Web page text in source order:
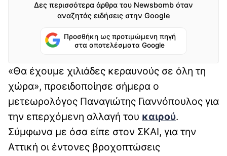
Δες περισσότερα άρθρα του Newsbomb όταν
αναζητάς ειδήσεις στην Google
Προσθήκη ως προτιμώμενη πηγή
στα αποτελέσματα Google
«Θα έχουμε χιλιάδες κεραυνούς σε όλη τη
χώρα», προειδοποίησε σήμερα ο
μετεωρολόγος Παναγιώτης Γιαννόπουλος για
την επερχόμενη αλλαγή του καιρού.
Σύμφωνα με όσα είπε στον ΣΚΑΙ, για την
Αττική οι έντονες βροχοπτώσεις